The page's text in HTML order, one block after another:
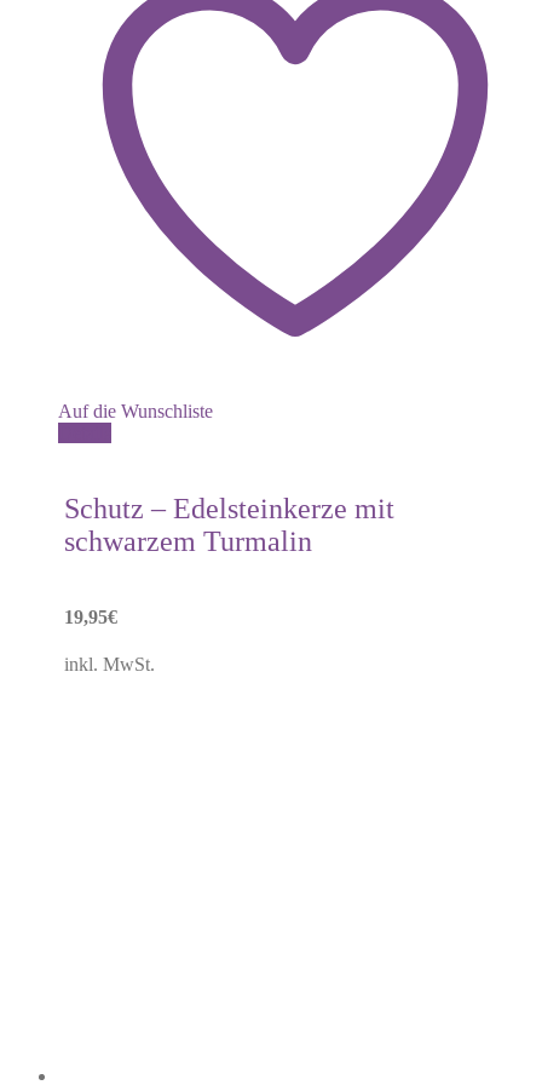
Auf die Wunschliste
Schutz – Edelsteinkerze mit
schwarzem Turmalin
19,95€
inkl. MwSt.